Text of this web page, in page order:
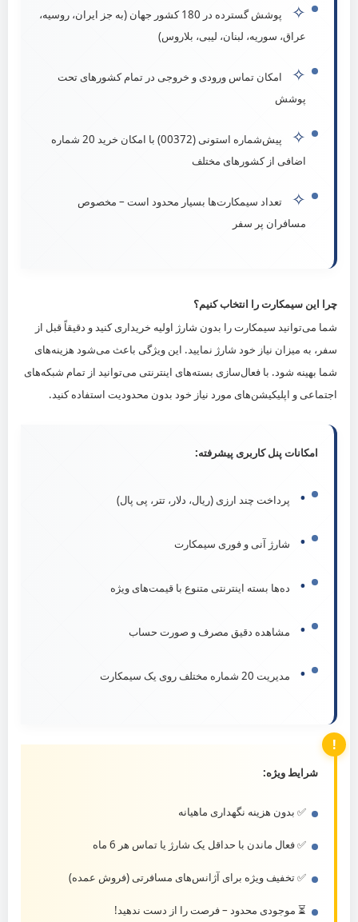
✧
پوشش گسترده در 180 کشور جهان (به جز ایران، روسیه،
عراق، سوریه، لبنان، لیبی، بلاروس)
✧
امکان تماس ورودی و خروجی در تمام کشورهای تحت
پوشش
✧
پیش‌شماره استونی (00372) با امکان خرید 20 شماره
اضافی از کشورهای مختلف
✧
تعداد سیمکارت‌ها بسیار محدود است – مخصوص
مسافران پر سفر
چرا این سیمکارت را انتخاب کنیم؟
شما می‌توانید سیمکارت را بدون شارژ اولیه خریداری کنید و دقیقاً قبل از
سفر، به میزان نیاز خود شارژ نمایید. این ویژگی باعث می‌شود هزینه‌های
شما بهینه شود. با فعال‌سازی بسته‌های اینترنتی می‌توانید از تمام شبکه‌های
اجتماعی و اپلیکیشن‌های مورد نیاز خود بدون محدودیت استفاده کنید.
امکانات پنل کاربری پیشرفته:
• پرداخت چند ارزی (ریال، دلار، تتر، پی پال)
• شارژ آنی و فوری سیمکارت
• ده‌ها بسته اینترنتی متنوع با قیمت‌های ویژه
• مشاهده دقیق مصرف و صورت حساب
• مدیریت 20 شماره مختلف روی یک سیمکارت
شرایط ویژه:
✅ بدون هزینه نگهداری ماهیانه
✅ فعال ماندن با حداقل یک شارژ یا تماس هر 6 ماه
✅ تخفیف ویژه برای آژانس‌های مسافرتی (فروش عمده)
⏳ موجودی محدود – فرصت را از دست ندهید!